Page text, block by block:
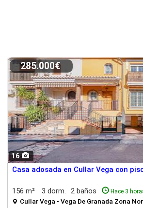
16
285.000€
Casa adosada en Cullar Vega con
156 m² 3 dorm. 2 baños Hace 3
Cullar Vega - Vega De Granada Zona